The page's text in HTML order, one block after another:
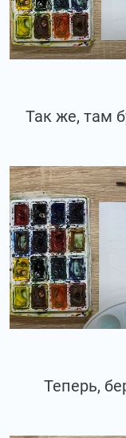
Так же, там
Теперь,